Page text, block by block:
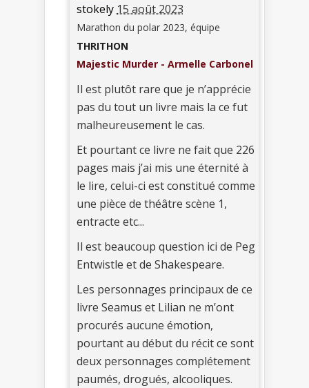
stokely 15 août 2023
Marathon du polar 2023, équipe
THRITHON
Majestic Murder - Armelle Carbonel
Il est plutôt rare que je n’apprécie
pas du tout un livre mais la ce fut
malheureusement le cas.
Et pourtant ce livre ne fait que 226
pages mais j’ai mis une éternité à
le lire, celui-ci est constitué comme
une pièce de théâtre scène 1,
entracte etc...
Il est beaucoup question ici de Peg
Entwistle et de Shakespeare.
Les personnages principaux de ce
livre Seamus et Lilian ne m’ont
procurés aucune émotion,
pourtant au début du récit ce sont
deux personnages complétement
paumés, drogués, alcooliques.